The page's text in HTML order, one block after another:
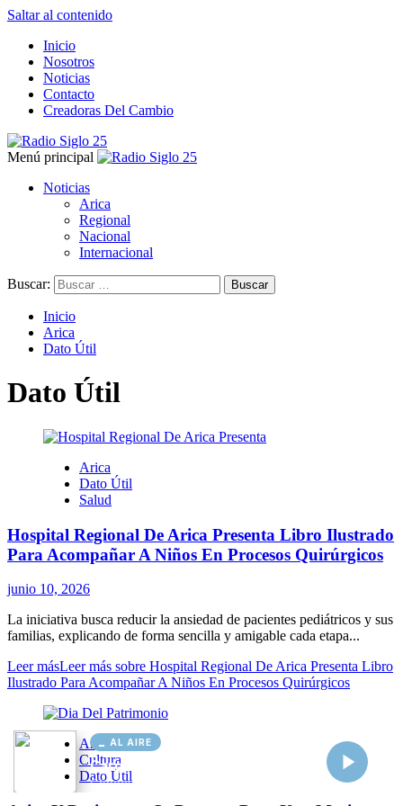
AL AIRE
Cargando...
Conectando...